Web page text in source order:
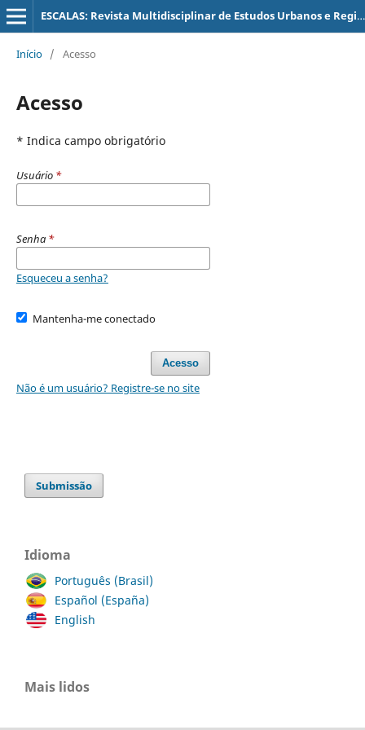
ESCALAS: Revista Multidisciplinar de Estudos Urbanos e Regionais
Início / Acesso
Acesso
* Indica campo obrigatório
Usuário *
Senha *
Esqueceu a senha?
Mantenha-me conectado
Acesso
Não é um usuário? Registre-se no site
Submissão
Idioma
Português (Brasil)
Español (España)
English
Mais lidos